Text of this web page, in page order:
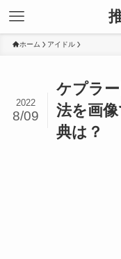
ホーム アイドル
ケプラ
法を画
典は？
2022
8/09